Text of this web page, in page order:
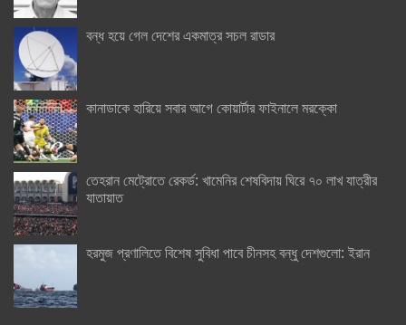
বন্ধ হয়ে গেল দেশের একমাত্র সচল রাডার
কানাডাকে হারিয়ে সবার আগে কোয়ার্টার ফাইনালে মরক্কো
তেহরান মেট্রোতে রেকর্ড: খামেনির শেষবিদায় ঘিরে ৭০ লাখ যাত্রীর
যাতায়াত
হরমুজ প্রণালিতে বিশেষ সুবিধা পাবে চীনসহ বন্ধু দেশগুলো: ইরান